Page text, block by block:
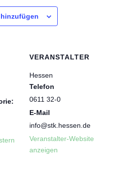
VERANSTALTER
Hessen
Telefon
0611 32-0
E-Mail
info@stk.hessen.de
Veranstalter-Website
anzeigen